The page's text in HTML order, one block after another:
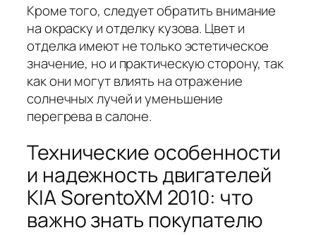
Кроме того, следует обратить внимание
на окраску и отделку кузова. Цвет и
отделка имеют не только эстетическое
значение, но и практическую сторону, так
как они могут влиять на отражение
солнечных лучей и уменьшение
перегрева в салоне.
Технические особенности
и надежность двигателей
KIA SorentoXM 2010: что
важно знать покупателю